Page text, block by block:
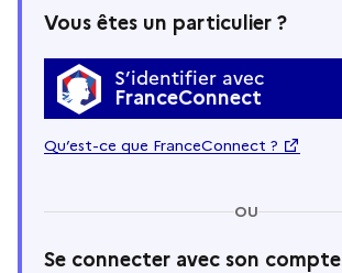
Vous êtes un particulier ?
S’identifier avec
FranceConnect
Qu’est-ce que FranceConnect ?
OU
Se connecter avec son compte